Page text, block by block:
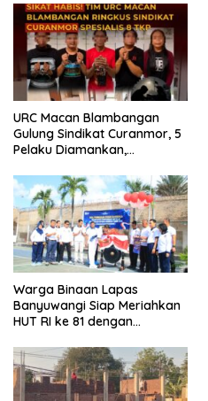
URC Macan Blambangan
Gulung Sindikat Curanmor, 5
Pelaku Diamankan,
Banyuwangi
Warga Binaan Lapas
Banyuwangi Siap Meriahkan
HUT RI ke 81 dengan